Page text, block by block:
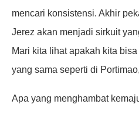
mencari konsistensi. Akhir
Jerez akan menjadi sirkuit
Mari kita lihat apakah kita
yang sama seperti di
Apa yang menghambat